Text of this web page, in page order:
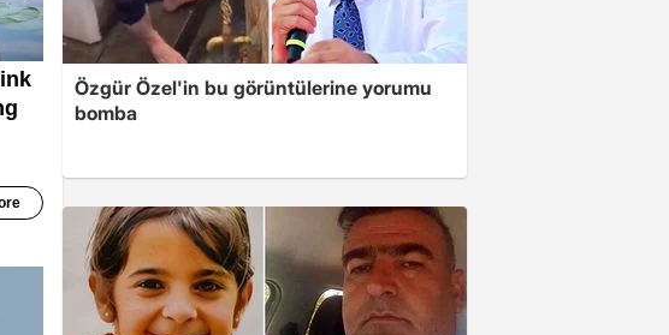
Özgür Özel'in bu görüntülerine yorumu
bomba